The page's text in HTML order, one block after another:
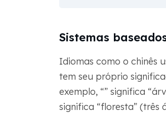
Sistemas
Idiomas como o chinês
tem seu próprio
exemplo, “” significa
significa “floresta” (três